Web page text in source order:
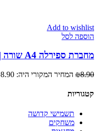
Add to wishlist
הוספה לסל
מחברת ספירלה A4 שורה | נושא 1
₪8.90 המחיר המקורי היה: ₪8.90.
קטגוריות
תשמישי קדושה
משחקים